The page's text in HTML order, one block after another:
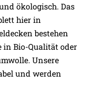
ökologisch. Das
hier in
bestehen
in Bio-Qualität oder
Unsere
und werden